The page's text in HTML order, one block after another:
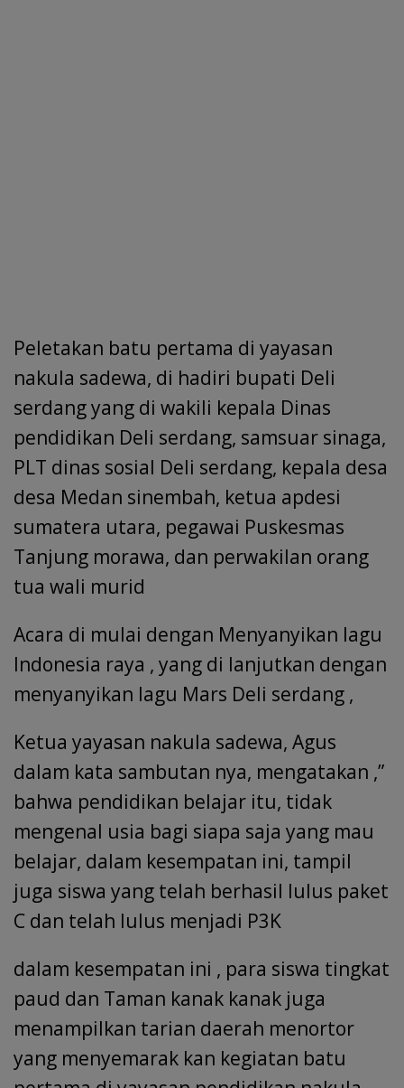
Peletakan batu pertama di yayasan
nakula sadewa, di hadiri bupati Deli
serdang yang di wakili kepala Dinas
pendidikan Deli serdang, samsuar sinaga,
PLT dinas sosial Deli serdang, kepala desa
desa Medan sinembah, ketua apdesi
sumatera utara, pegawai Puskesmas
Tanjung morawa, dan perwakilan orang
tua wali murid
Acara di mulai dengan Menyanyikan lagu
Indonesia raya , yang di lanjutkan dengan
menyanyikan lagu Mars Deli serdang ,
Ketua yayasan nakula sadewa, Agus
dalam kata sambutan nya, mengatakan ,”
bahwa pendidikan belajar itu, tidak
mengenal usia bagi siapa saja yang mau
belajar, dalam kesempatan ini, tampil
juga siswa yang telah berhasil lulus paket
C dan telah lulus menjadi P3K
dalam kesempatan ini , para siswa tingkat
paud dan Taman kanak kanak juga
menampilkan tarian daerah menortor
yang menyemarak kan kegiatan batu